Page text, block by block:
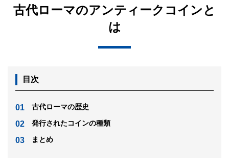
古代ローマのアンティークコインと
は
目次
古代ローマの歴史
発行されたコインの種類
まとめ